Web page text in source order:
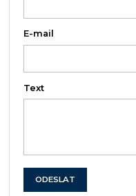
E-mail
Text
ODESLAT